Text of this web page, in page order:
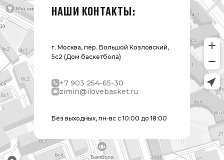
НАШИ КОНТАКТЫ:
г. Москва, пер. Большой Козловский,
5с2 (Дом баскетбола)
+7 903 254-65-30
zimin@ilovebasket.ru
Без выходных, пн-вс с 10:00 до 18:00